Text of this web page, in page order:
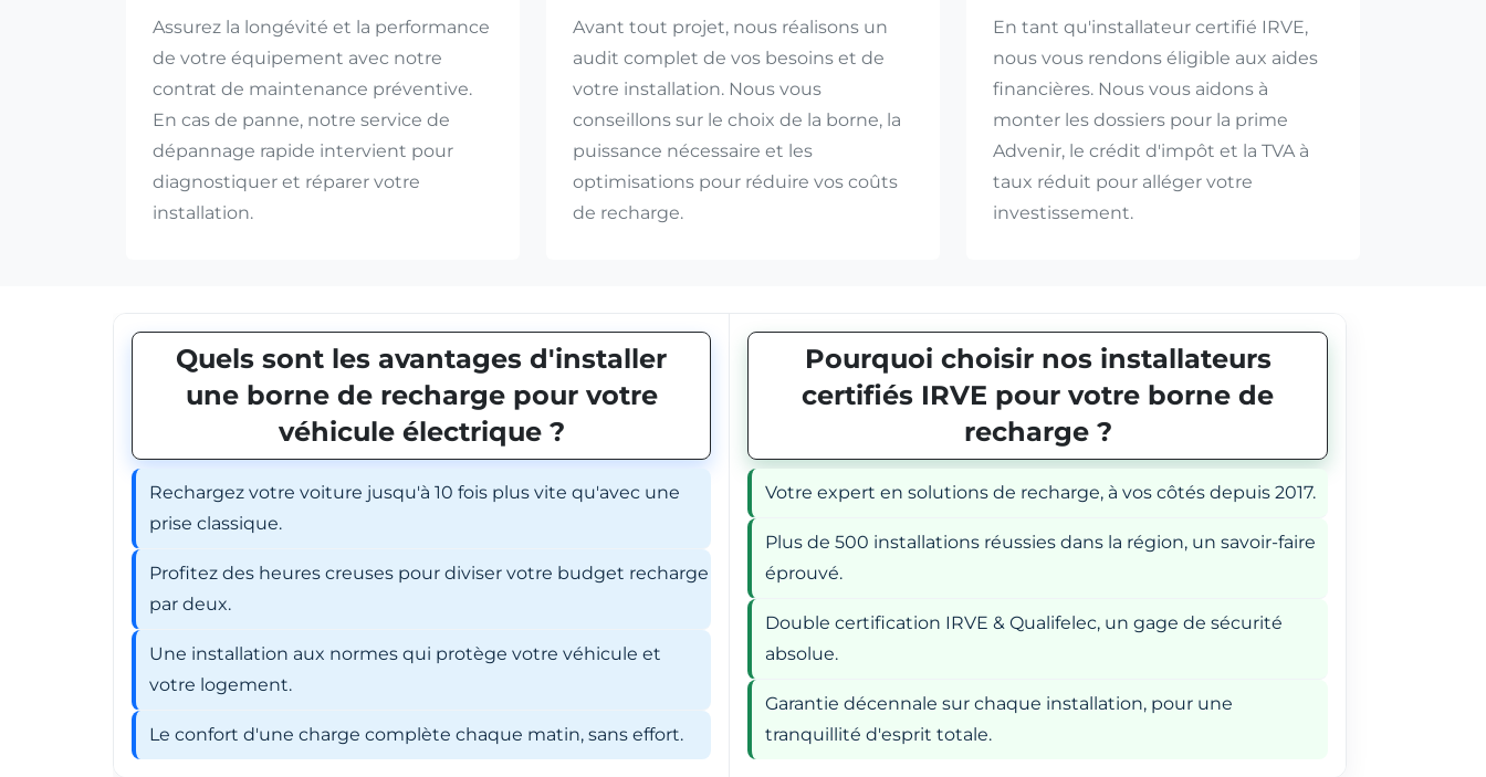
Assurez la longévité et la performance
de votre équipement avec notre
contrat de maintenance préventive.
En cas de panne, notre service de
dépannage rapide intervient pour
diagnostiquer et réparer votre
installation.
Avant tout projet, nous réalisons un
audit complet de vos besoins et de
votre installation. Nous vous
conseillons sur le choix de la borne, la
puissance nécessaire et les
optimisations pour réduire vos coûts
de recharge.
En tant qu'installateur certifié IRVE,
nous vous rendons éligible aux aides
financières. Nous vous aidons à
monter les dossiers pour la prime
Advenir, le crédit d'impôt et la TVA à
taux réduit pour alléger votre
investissement.
Quels sont les avantages d'installer
une borne de recharge pour votre
véhicule électrique ?
Rechargez votre voiture jusqu'à 10 fois plus vite qu'avec une
prise classique.
Profitez des heures creuses pour diviser votre budget recharge
par deux.
Une installation aux normes qui protège votre véhicule et
votre logement.
Le confort d'une charge complète chaque matin, sans effort.
Pourquoi choisir nos installateurs
certifiés IRVE pour votre borne de
recharge ?
Votre expert en solutions de recharge, à vos côtés depuis 2017.
Plus de 500 installations réussies dans la région, un savoir-faire
éprouvé.
Double certification IRVE & Qualifelec, un gage de sécurité
absolue.
Garantie décennale sur chaque installation, pour une
tranquillité d'esprit totale.